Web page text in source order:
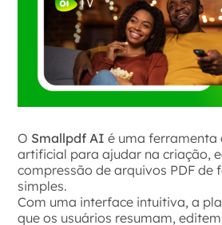
O Smallpdf AI é uma ferramenta
artificial para ajudar na criação,
compressão de arquivos PDF de
simples.
Com uma interface intuitiva, a
que os usuários resumam,